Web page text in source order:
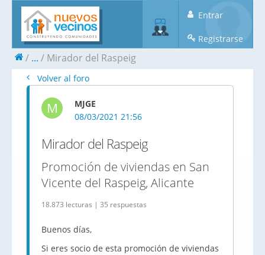
Entrar
Registrarse
... Mirador del Raspeig
Volver al foro
M
MJGE
08/03/2021 21:56
Mirador del Raspeig
Promoción de viviendas en San
Vicente del Raspeig, Alicante
18.873 lecturas | 35 respuestas
Buenos días,
Si eres socio de esta promoción de viviendas